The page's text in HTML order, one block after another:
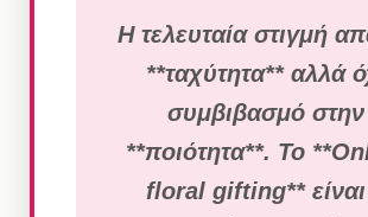
Η τελευταία στιγμή
**ταχύτητα** αλλά
συμβιβασμό στην
**ποιότητα**. Το
floral gifting**